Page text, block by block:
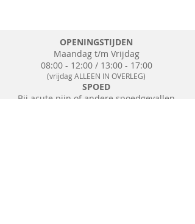
OPENINGSTIJDEN
Maandag t/m Vrijdag
08:00 - 12:00 / 13:00 - 17:00
(vrijdag ALLEEN IN OVERLEG)
SPOED
Bij acute pijn of andere spoedgevallen